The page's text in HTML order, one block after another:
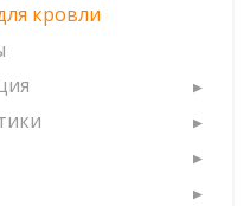
кровли